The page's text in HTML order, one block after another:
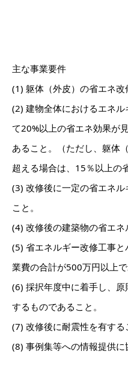
主な事業要件
(1) 躯体（外皮）の省エネ改
(2) 建物全体におけるエネ
て20%以上の省エネ効果が
あること。（ただし、躯体
超える場合は、15％以上の
(3) 改修後に一定の省エネ
こと。
(4) 改修後の建築物の省エネ
(5) 省エネルギー改修工事
業費の合計が500万円以上で
(6) 採択年度中に着手し、
するものであること。
(7) 改修後に耐震性を有する
(8) 事例集等への情報提供に